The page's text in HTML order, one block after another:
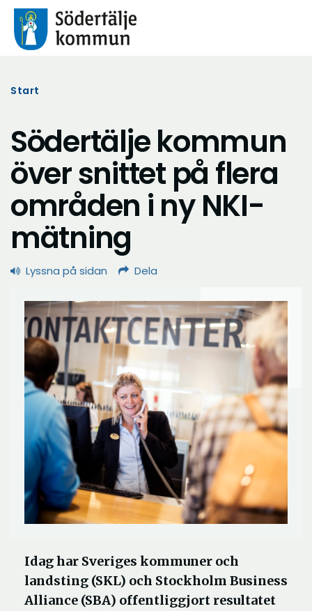
Start
Södertälje kommun
över snittet på flera
områden i ny NKI-
mätning
Lyssna på sidan Dela
Idag har Sveriges kommuner och
landsting (SKL) och Stockholm Business
Alliance (SBA) offentliggjort resultatet